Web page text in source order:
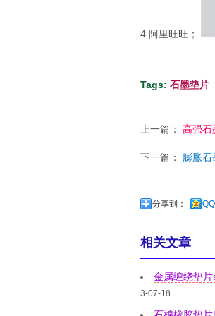
4.阿里旺旺；
Tags:石墨垫片
上一篇：高强石
下一篇： 膨胀
分享到：
相关文章
金属缠绕垫
3-07-18